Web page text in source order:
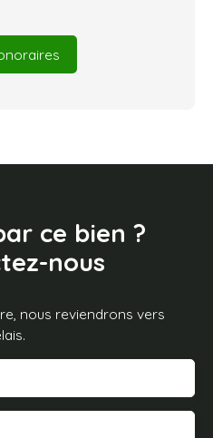
ce bien ?
nous
nous reviendrons vers